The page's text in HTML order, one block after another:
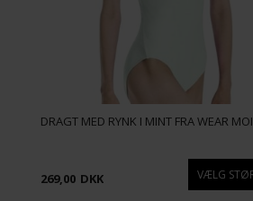
DRAGT MED RYNK I MINT FRA WEAR MOI
269,00 DKK